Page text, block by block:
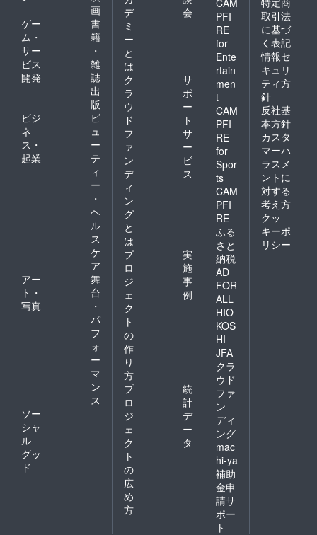
画
ゲー
ム・
サー
ビス
開発
書
籍
・
雑
誌
出
版
ビジ
ネ
ス・
起業
ビ
ュ
ー
テ
ィ
ー
・
ヘ
ル
ス
ケ
ア
アー
ト・
写真
舞
台
・
パ
フ
ォ
ー
マ
ン
ス
ソー
シャ
ル
グッ
ド
デ
ミ
ー
と
は
会
ク
ラ
ウ
ド
フ
ァ
ン
デ
ィ
ン
グ
と
は
サ
ポ
ー
ト
サ
ー
ビ
ス
プ
ロ
ジ
ェ
ク
ト
の
作
り
方
実
施
事
例
プ
ロ
ジ
ェ
ク
ト
の
広
め
方
統
計
デ
ー
タ
PFI
RE
for
Ente
rtain
men
t
CAM
PFI
RE
for
Spor
ts
CAM
PFI
RE
ふる
さと
納税
AD
FOR
ALL
HIO
KOS
HI
JFA
クラ
ウド
ファ
ン
ディ
ング
mac
hi-ya
補助
金申
請サ
ポー
ト
取引法
に基づ
く表記
情報セ
キュリ
ティ方
針
反社基
本方針
カスタ
マーハ
ラスメ
ントに
対する
考え方
クッ
キーポ
リシー